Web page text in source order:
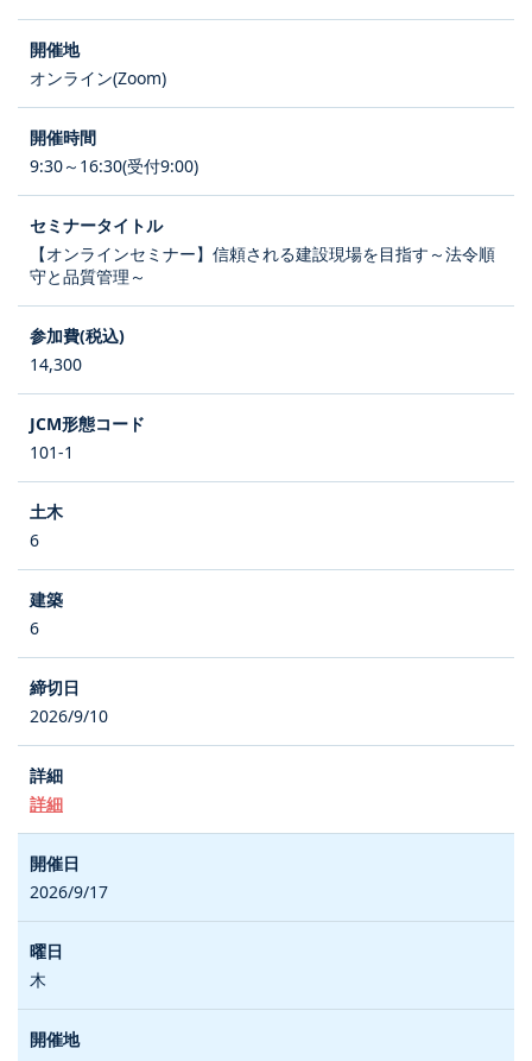
オンライン(Zoom)
9:30～16:30(受付9:00)
【オンラインセミナー】信頼される建設現場を目指す～法令順
守と品質管理～
14,300
101-1
6
6
2026/9/10
詳細
2026/9/17
木